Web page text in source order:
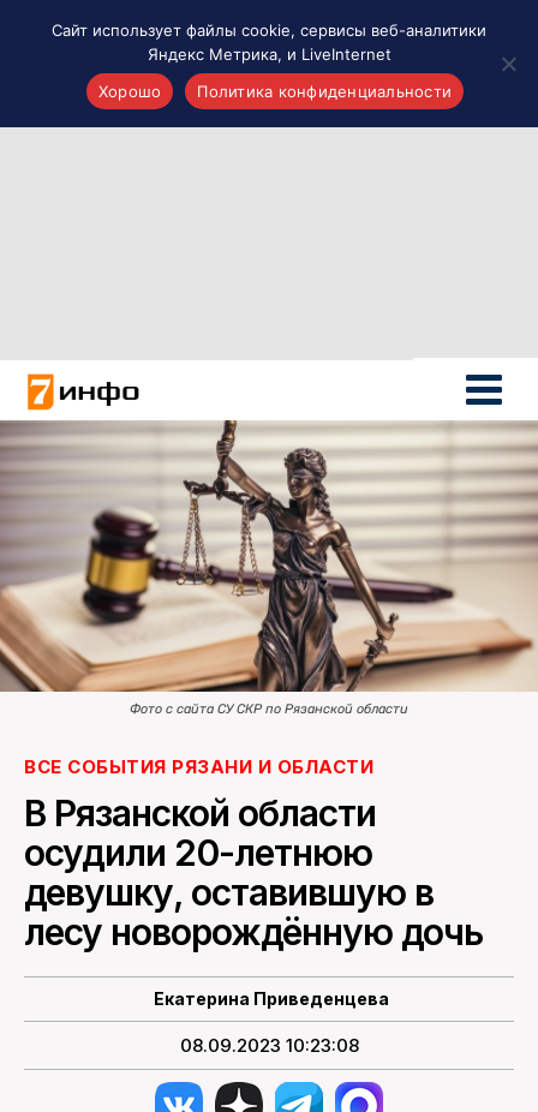
Новости России
Политика
Новости мира
Все материалы 7инфо
ПОИСК ПО САЙТУ
Фото с сайта СУ СКР по Рязанской области
ВСЕ СОБЫТИЯ РЯЗАНИ И ОБЛАСТИ
В Рязанской области
осудили 20-летнюю
девушку, оставившую в
лесу новорождённую дочь
Екатерина Приведенцева
08.09.2023 10:23:08
Сайт использует файлы cookie, сервисы веб-аналитики
Яндекс Метрика, и LiveInternet
Хорошо
Политика конфиденциальности